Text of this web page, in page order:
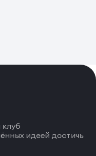
идеей достичь